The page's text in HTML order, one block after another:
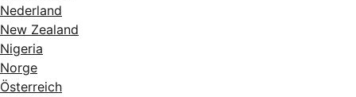
Nederland
New Zealand
Nigeria
Norge
Österreich